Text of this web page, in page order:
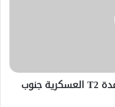
قوات الأسد تسيطر ناريّاً على قاعدة T2 العسكرية جنوب